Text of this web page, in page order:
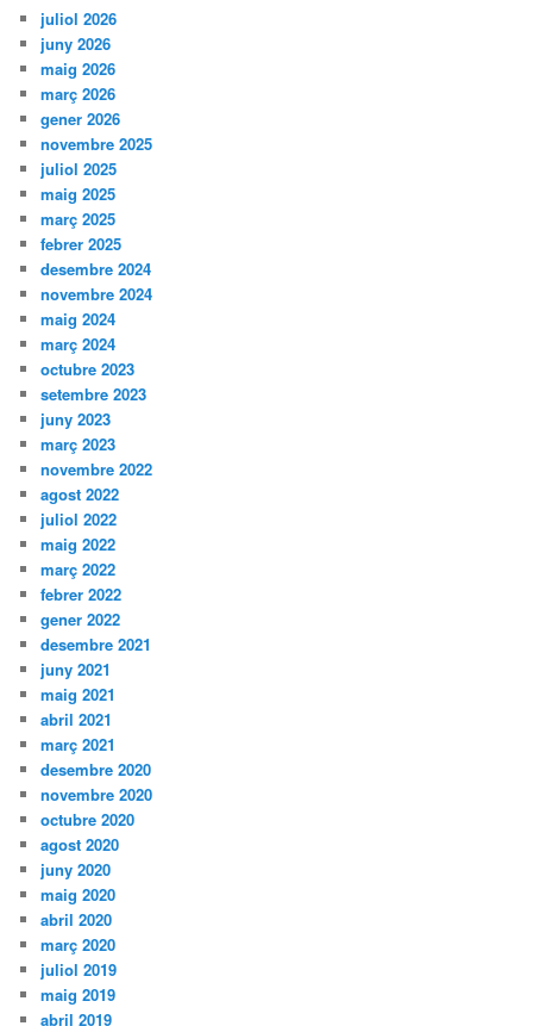
juliol 2026
juny 2026
maig 2026
març 2026
gener 2026
novembre 2025
juliol 2025
maig 2025
març 2025
febrer 2025
desembre 2024
novembre 2024
maig 2024
març 2024
octubre 2023
setembre 2023
juny 2023
març 2023
novembre 2022
agost 2022
juliol 2022
maig 2022
març 2022
febrer 2022
gener 2022
desembre 2021
juny 2021
maig 2021
abril 2021
març 2021
desembre 2020
novembre 2020
octubre 2020
agost 2020
juny 2020
maig 2020
abril 2020
març 2020
juliol 2019
maig 2019
abril 2019